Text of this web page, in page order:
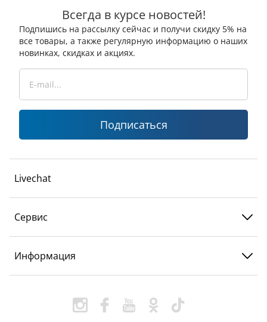
Всегда в курсе новостей!
Подпишись на рассылку сейчас и получи скидку 5% на
все товары, а также регулярную информацию о наших
новинках, скидках и акциях.
Подписаться
Livechat
Сервис
Информация